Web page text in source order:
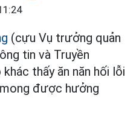
(cựu Vụ trưởng quản
tin và Truyền
thấy ăn năn hối lỗi
được hưởng